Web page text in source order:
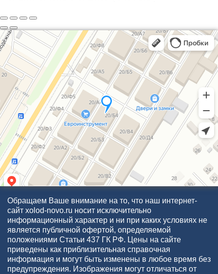
Обращаем Ваше внимание на то, что наш интернет-
сайт xolod-novo.ru носит исключительно
информационный характер и ни при каких условиях не
является публичной офертой, определяемой
положениями Статьи 437 ГК РФ. Цены на сайте
приведены как приблизительная справочная
информация и могут быть изменены в любое время без
предупреждения. Изображения могут отличаться от